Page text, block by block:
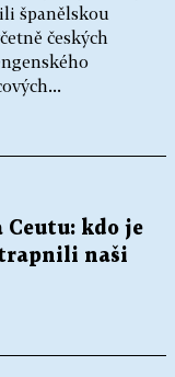
španělskou
českých
kdo je
naši